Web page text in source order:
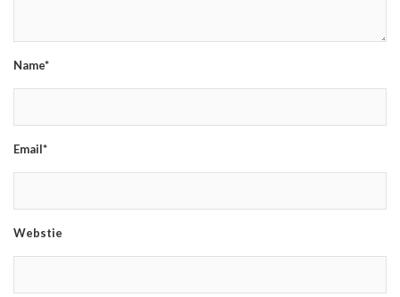
Name*
Email*
Webstie